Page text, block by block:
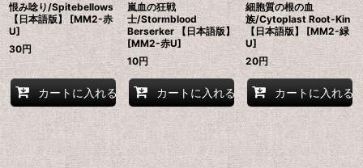
恨み唸り/Spitebellows
【日本語版】 [MM2-赤
U]
30円
カートに入れる
嵐血の狂戦
士/Stormblood
Berserker 【日本語版】
[MM2-赤U]
10円
カートに入れる
細胞質の根の血
族/Cytoplast Root-Kin
【日本語版】 [MM2-緑
U]
20円
カートに入れる